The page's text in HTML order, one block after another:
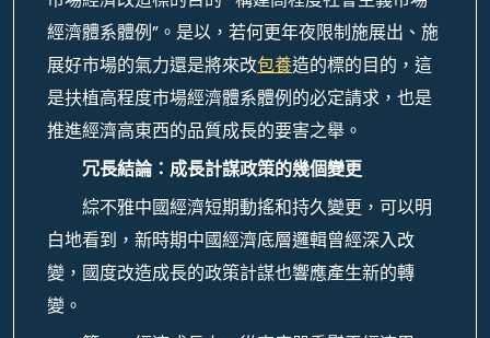
經濟體系體例”。是以，若何更年夜限制施展出、施
展好市場的氣力還是將來改包養造的標的目的，這
是扶植高程度市場經濟體系體例的必定請求，也是
推進經濟高東西的品質成長的要害之舉。
冗長結論：成長計謀政策的幾個變更
綜不雅中國經濟短期動搖和持久變更，可以明
白地看到，新時期中國經濟底層邏輯曾經深入改
變，國度改造成長的政策計謀也響應產生新的轉
變。